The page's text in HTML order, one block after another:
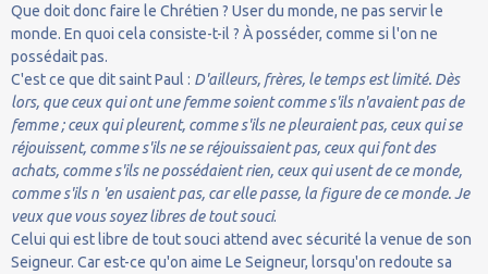
Que doit donc faire le Chrétien ? User du monde, ne pas servir le
monde. En quoi cela consiste-t-il ? À posséder, comme si l'on ne
possédait pas.
C'est ce que dit saint Paul : D'ailleurs, frères, le temps est limité. Dès
lors, que ceux qui ont une femme soient comme s'ils n'avaient pas de
femme ; ceux qui pleurent, comme s'ils ne pleuraient pas, ceux qui se
réjouissent, comme s'ils ne se réjouissaient pas, ceux qui font des
achats, comme s'ils ne possédaient rien, ceux qui usent de ce monde,
comme s'ils n 'en usaient pas, car elle passe, la figure de ce monde. Je
veux que vous soyez libres de tout souci.
Celui qui est libre de tout souci attend avec sécurité la venue de son
Seigneur. Car est-ce qu'on aime Le Seigneur, lorsqu'on redoute sa